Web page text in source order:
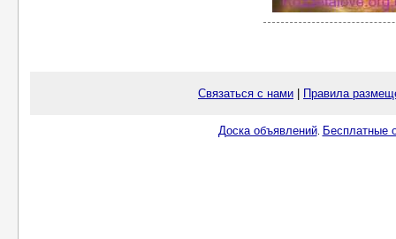
Связаться с нами Правила
Доска объявлений. Бесплатные